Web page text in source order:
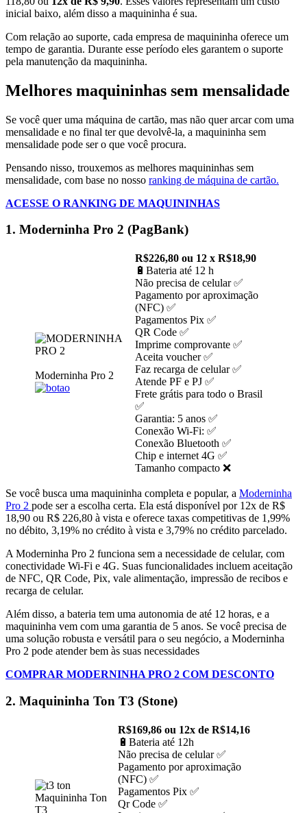
inicial baixo, além disso a maquininha é sua.
Com relação ao suporte, cada empresa de maquininha oferece um
tempo de garantia. Durante esse período eles garantem o suporte
pela manutenção da maquininha.
Melhores maquininhas sem mensalidade
Se você quer uma máquina de cartão, mas não quer arcar com uma
mensalidade e no final ter que devolvê-la, a maquininha sem
mensalidade pode ser o que você procura.
Pensando nisso, trouxemos as melhores maquininhas sem
mensalidade, com base no nosso ranking de máquina de cartão.
ACESSE O RANKING DE MAQUININHAS
1. Moderninha Pro 2 (PagBank)
Moderninha Pro 2
R$226,80 ou 12 x R$18,90
🔋Bateria até 12 h
Não precisa de celular ✅
Pagamento por aproximação
(NFC) ✅
Pagamentos Pix ✅
QR Code ✅
Imprime comprovante ✅
Aceita voucher ✅
Faz recarga de celular ✅
Atende PF e PJ ✅
Frete grátis para todo o Brasil
✅
Garantia: 5 anos ✅
Conexão Wi-Fi: ✅
Conexão Bluetooth ✅
Chip e internet 4G ✅
Tamanho compacto ❌
Se você busca uma maquininha completa e popular, a Moderninha
Pro 2 pode ser a escolha certa. Ela está disponível por 12x de R$
18,90 ou R$ 226,80 à vista e oferece taxas competitivas de 1,99%
no débito, 3,19% no crédito à vista e 3,79% no crédito parcelado.
A Moderninha Pro 2 funciona sem a necessidade de celular, com
conectividade Wi-Fi e 4G. Suas funcionalidades incluem aceitação
de NFC, QR Code, Pix, vale alimentação, impressão de recibos e
recarga de celular.
Além disso, a bateria tem uma autonomia de até 12 horas, e a
maquininha vem com uma garantia de 5 anos. Se você precisa de
uma solução robusta e versátil para o seu negócio, a Moderninha
Pro 2 pode atender bem às suas necessidades​
COMPRAR MODERNINHA PRO 2 COM DESCONTO
2. Maquininha Ton T3 (Stone)
Maquininha Ton
T3
R$169,86 ou 12x de R$14,16
🔋Bateria até 12h
Não precisa de celular ✅
Pagamento por aproximação
(NFC) ✅
Pagamentos Pix ✅
Qr Code ✅